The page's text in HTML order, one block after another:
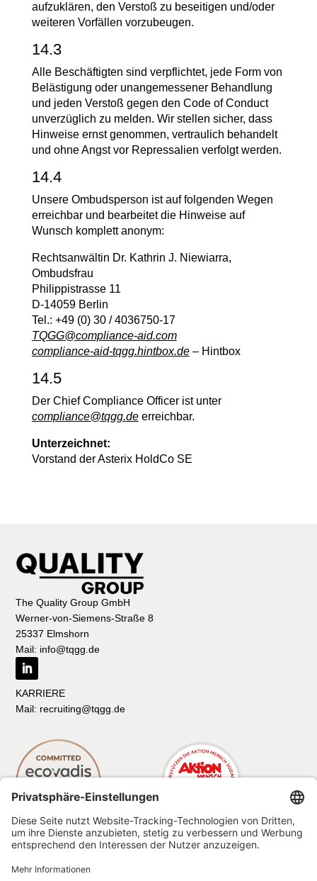
aufzuklären, den Verstoß zu beseitigen und/oder
weiteren Vorfällen vorzubeugen.
14.3
Alle Beschäftigten sind verpflichtet, jede Form von
Belästigung oder unangemessener Behandlung
und jeden Verstoß gegen den Code of Conduct
unverzüglich zu melden. Wir stellen sicher, dass
Hinweise ernst genommen, vertraulich behandelt
und ohne Angst vor Repressalien verfolgt werden.
14.4
Unsere Ombudsperson ist auf folgenden Wegen
erreichbar und bearbeitet die Hinweise auf
Wunsch komplett anonym:
Rechtsanwältin Dr. Kathrin J. Niewiarra,
Ombudsfrau
Philippistrasse 11
D-14059 Berlin
Tel.: +49 (0) 30 / 4036750-17
TQGG@compliance-aid.com
compliance-aid-tqgg.hintbox.de– Hintbox
14.5
Der Chief Compliance Officer ist unter
compliance@tqgg.deerreichbar.
Unterzeichnet:
Vorstand der Asterix HoldCo SE
The Quality Group GmbH
Werner-von-Siemens-Straße 8
25337 Elmshorn
Mail: info@tqgg.de
KARRIERE
Mail: recruiting@tqgg.de